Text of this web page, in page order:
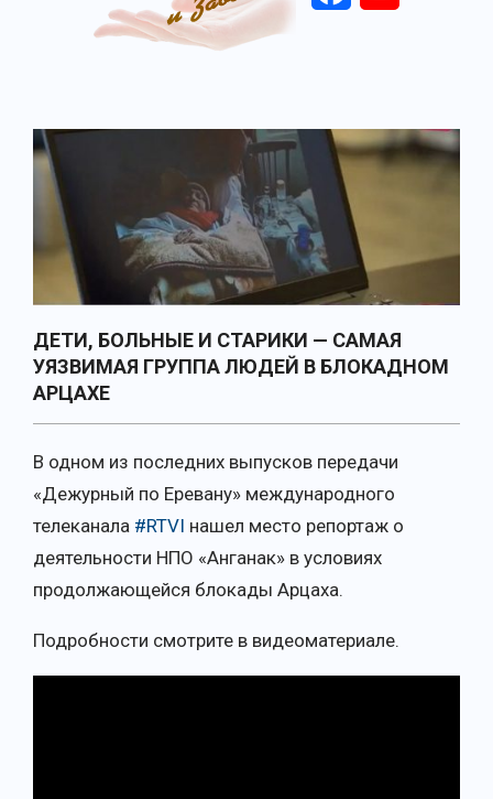
Navigation
ДЕТИ, БОЛЬНЫЕ И СТАРИКИ — САМАЯ
УЯЗВИМАЯ ГРУППА ЛЮДЕЙ В БЛОКАДНОМ
АРЦАХЕ
В одном из последних выпусков передачи
«Дежурный по Еревану» международного
телеканала #RTVI нашел место репортаж о
деятельности НПО «Анганак» в условиях
продолжающейся блокады Арцаха.
Подробности смотрите в видеоматериале.